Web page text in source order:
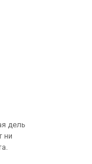
дель
ни